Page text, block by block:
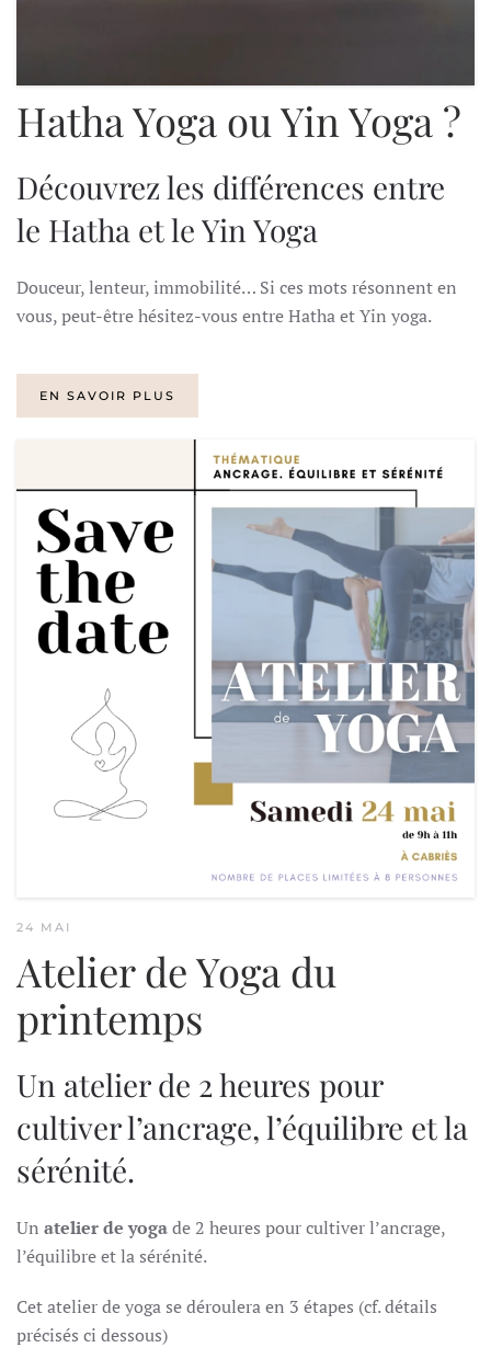
Hatha Yoga ou Yin Yoga ?
Découvrez les différences entre
le Hatha et le Yin Yoga
Douceur, lenteur, immobilité… Si ces mots résonnent en
vous, peut-être hésitez-vous entre Hatha et Yin yoga.
EN SAVOIR PLUS
24 MAI
Atelier de Yoga du
printemps
Un atelier de 2 heures pour
cultiver l’ancrage, l’équilibre et la
sérénité.
Un atelier de yogade 2 heures pour cultiver l’ancrage,
l’équilibre et la sérénité.
Cet atelier de yoga se déroulera en 3 étapes (cf. détails
précisés ci dessous)